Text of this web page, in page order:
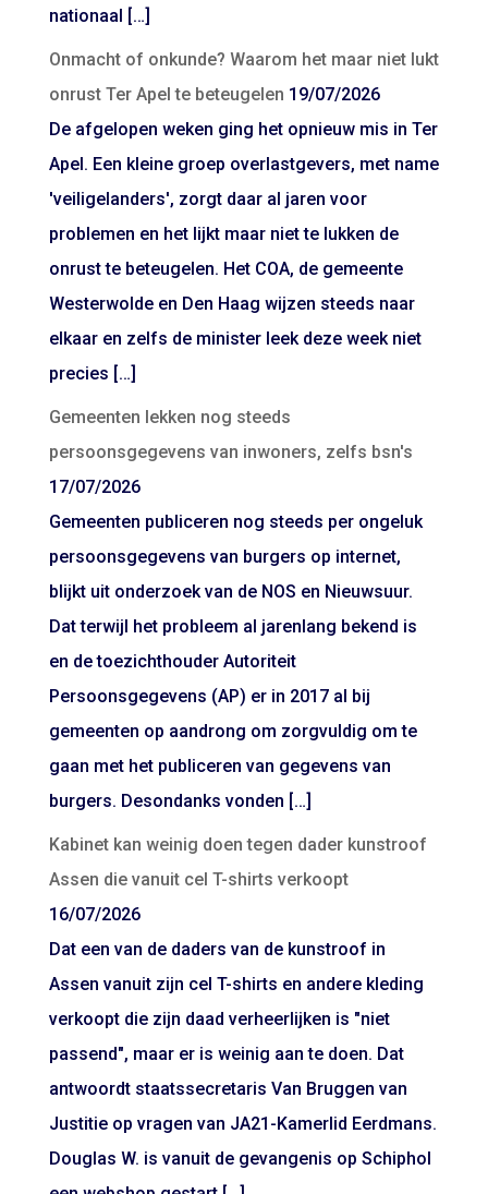
nationaal […]
Onmacht of onkunde? Waarom het maar niet lukt
onrust Ter Apel te beteugelen 19/07/2026
De afgelopen weken ging het opnieuw mis in Ter
Apel. Een kleine groep overlastgevers, met name
'veiligelanders', zorgt daar al jaren voor
problemen en het lijkt maar niet te lukken de
onrust te beteugelen. Het COA, de gemeente
Westerwolde en Den Haag wijzen steeds naar
elkaar en zelfs de minister leek deze week niet
precies […]
Gemeenten lekken nog steeds
persoonsgegevens van inwoners, zelfs bsn's
17/07/2026
Gemeenten publiceren nog steeds per ongeluk
persoonsgegevens van burgers op internet,
blijkt uit onderzoek van de NOS en Nieuwsuur.
Dat terwijl het probleem al jarenlang bekend is
en de toezichthouder Autoriteit
Persoonsgegevens (AP) er in 2017 al bij
gemeenten op aandrong om zorgvuldig om te
gaan met het publiceren van gegevens van
burgers. Desondanks vonden […]
Kabinet kan weinig doen tegen dader kunstroof
Assen die vanuit cel T-shirts verkoopt
16/07/2026
Dat een van de daders van de kunstroof in
Assen vanuit zijn cel T-shirts en andere kleding
verkoopt die zijn daad verheerlijken is "niet
passend", maar er is weinig aan te doen. Dat
antwoordt staatssecretaris Van Bruggen van
Justitie op vragen van JA21-Kamerlid Eerdmans.
Douglas W. is vanuit de gevangenis op Schiphol